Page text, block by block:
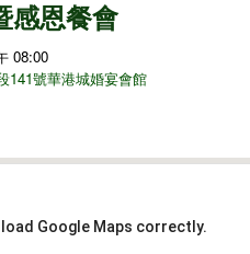
感恩餐會
08:00
141號華港城婚宴會館
Google Maps correctly.